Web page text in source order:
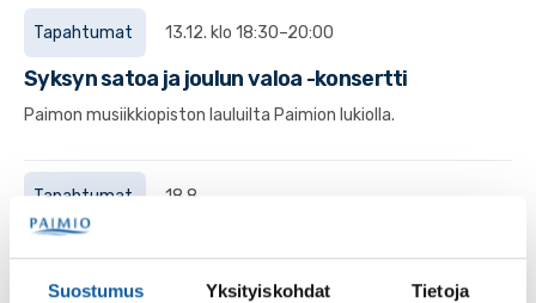
Suostumus Yksityiskohdat Tietoja
Tapahtumat 13.12. klo 18:30–20:00
Syksyn satoa ja joulun valoa -konsertti
Paimon musiikkiopiston lauluilta Paimion lukiolla.
Tapahtumat 18.8.
Opiskelijoiden valokuvaus lukiolla